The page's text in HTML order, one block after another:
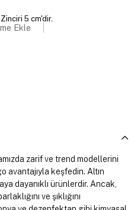
5 cm'dir.
Ekle
zarif ve trend modellerini
avantajıyla keşfedin. Altın
dayanıklı ürünlerdir. Ancak,
ve şıklığını